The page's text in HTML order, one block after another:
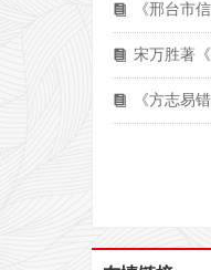
뀴 《邢台市
뀴 宋万胜著
뀴 《方志易